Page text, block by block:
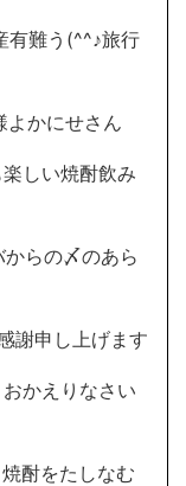
有難う(^^♪旅行
かにせさん
しい焼酎飲み
らの〆のあら
謝申し上げます
かえりなさい
酎をたしなむ